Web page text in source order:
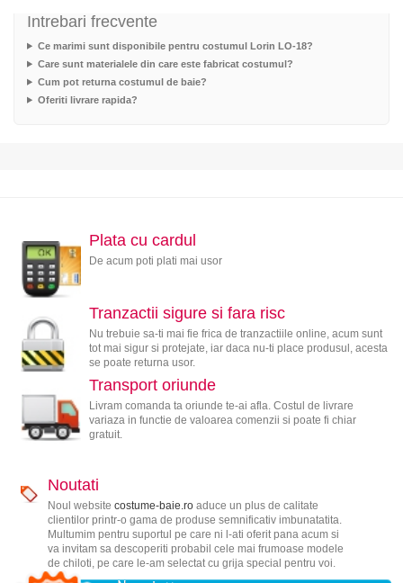
Intrebari frecvente
Ce marimi sunt disponibile pentru costumul Lorin LO-18?
Care sunt materialele din care este fabricat costumul?
Cum pot returna costumul de baie?
Oferiti livrare rapida?
Plata cu cardul
De acum poti plati mai usor
Tranzactii sigure si fara risc
Nu trebuie sa-ti mai fie frica de tranzactiile online, acum sunt
tot mai sigur si protejate, iar daca nu-ti place produsul, acesta
se poate returna usor.
Transport oriunde
Livram comanda ta oriunde te-ai afla. Costul de livrare
variaza in functie de valoarea comenzii si poate fi chiar
gratuit.
Noutati
Noul website costume-baie.roaduce un plus de calitate
clientilor printr-o gama de produse semnificativ imbunatatita.
Multumim pentru suportul pe care ni l-ati oferit pana acum si
va invitam sa descoperiti probabil cele mai frumoase modele
de chiloti, pe care le-am selectat cu grija special pentru voi.